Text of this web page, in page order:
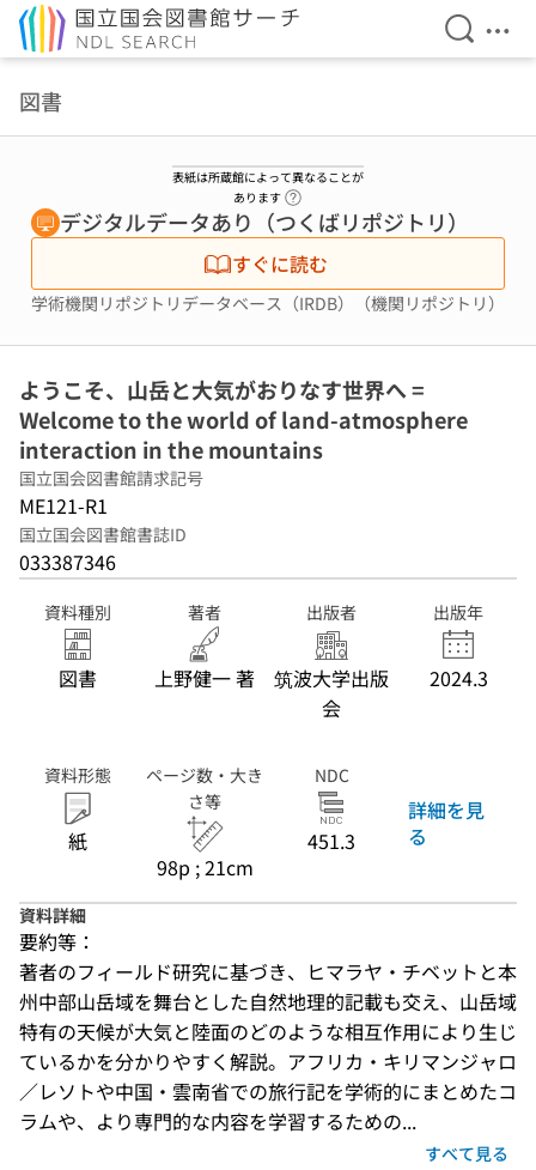
検索を
メ
図書
表紙は所蔵館によって異なることが
あります
デジタルデータあり（つくばリポジトリ）
すぐに読む
学術機関リポジトリデータベース（IRDB）（機関リポジトリ）
ようこそ、山岳と大気がおりなす世界へ =
Welcome to the world of land-atmosphere
interaction in the mountains
国立国会図書館請求記号
ME121-R1
国立国会図書館書誌ID
033387346
資料種別
図書
著者
上野健一 著
出版者
筑波大学出版
会
出版年
2024.3
資料形態
紙
ページ数・大き
さ等
98p ; 21cm
NDC
451.3
詳細を見
る
資料詳細
要約等：
著者のフィールド研究に基づき、ヒマラヤ・チベットと本
州中部山岳域を舞台とした自然地理的記載も交え、山岳域
特有の天候が大気と陸面のどのような相互作用により生じ
ているかを分かりやすく解説。アフリカ・キリマンジャロ
／レソトや中国・雲南省での旅行記を学術的にまとめたコ
ラムや、より専門的な内容を学習するための...
すべて見る